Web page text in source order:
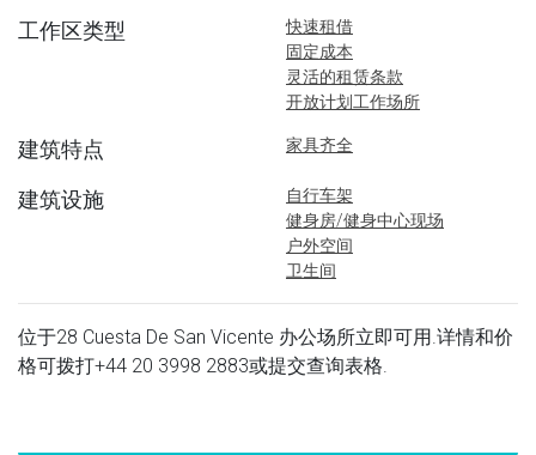
工作区类型
快速租借
固定成本
灵活的租赁条款
开放计划工作场所
建筑特点 家具齐全
建筑设施
自行车架
健身房/健身中心现场
户外空间
卫生间
位于28 Cuesta De San Vicente 办公场所立即可用.详情和价
格可拨打+44 20 3998 2883或提交查询表格.